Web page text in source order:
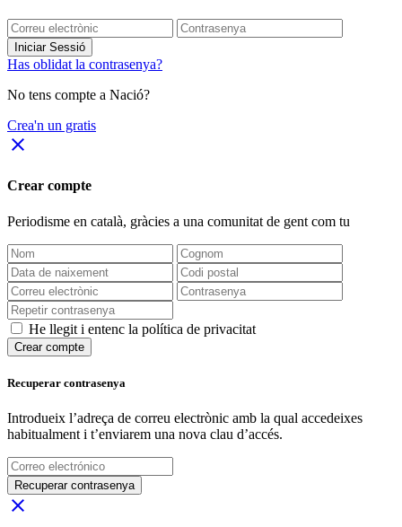
Iniciar Sessió
Has oblidat la contrasenya?
No tens compte a Nació?
Crea'n un gratis
close
Crear compte
Periodisme en català, gràcies a una comunitat de gent com tu
He llegit i entenc la política de privacitat
Crear compte
Recuperar contrasenya
Introdueix l’adreça de correu electrònic amb la qual accedeixes
habitualment i t’enviarem una nova clau d’accés.
Recuperar contrasenya
close